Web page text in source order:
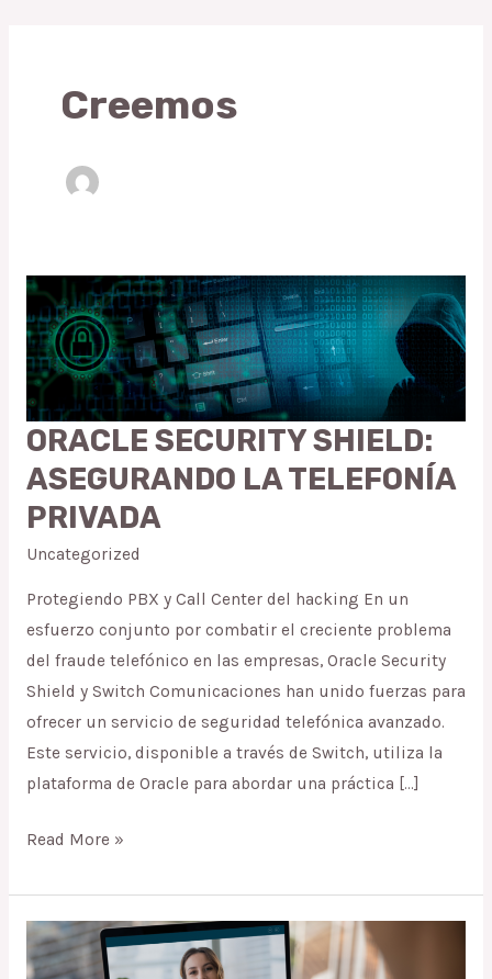
Creemos
ORACLE SECURITY SHIELD:
ASEGURANDO LA TELEFONÍA
PRIVADA
Uncategorized
Protegiendo PBX y Call Center del hacking En un
esfuerzo conjunto por combatir el creciente problema
del fraude telefónico en las empresas, Oracle Security
Shield y Switch Comunicaciones han unido fuerzas para
ofrecer un servicio de seguridad telefónica avanzado.
Este servicio, disponible a través de Switch, utiliza la
plataforma de Oracle para abordar una práctica […]
ORACLE
SECURITY
ASEGURANDO
LA
TELEFONÍA
PRIVADA
Read More »